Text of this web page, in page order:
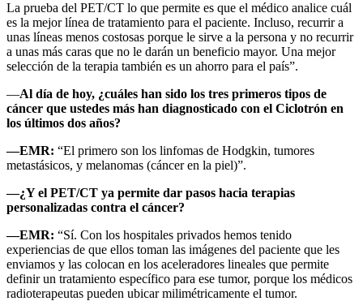
La prueba del PET/CT lo que permite es que el médico analice cuál
es la mejor línea de tratamiento para el paciente. Incluso, recurrir a
unas líneas menos costosas porque le sirve a la persona y no recurrir
a unas más caras que no le darán un beneficio mayor. Una mejor
selección de la terapia también es un ahorro para el país”.
—Al día de hoy, ¿cuáles han sido los tres primeros tipos de
cáncer que ustedes más han diagnosticado con el Ciclotrón en
los últimos dos años?
—EMR: “El primero son los linfomas de Hodgkin, tumores
metastásicos, y melanomas (cáncer en la piel)”.
—¿Y el PET/CT ya permite dar pasos hacia terapias
personalizadas contra el cáncer?
—EMR: “Sí. Con los hospitales privados hemos tenido
experiencias de que ellos toman las imágenes del paciente que les
enviamos y las colocan en los aceleradores lineales que permite
definir un tratamiento específico para ese tumor, porque los médicos
radioterapeutas pueden ubicar milimétricamente el tumor.